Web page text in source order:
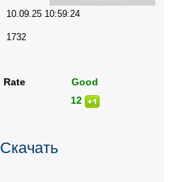
10.09.25 10:59:24
1732
Rate
Good
12
Скачать